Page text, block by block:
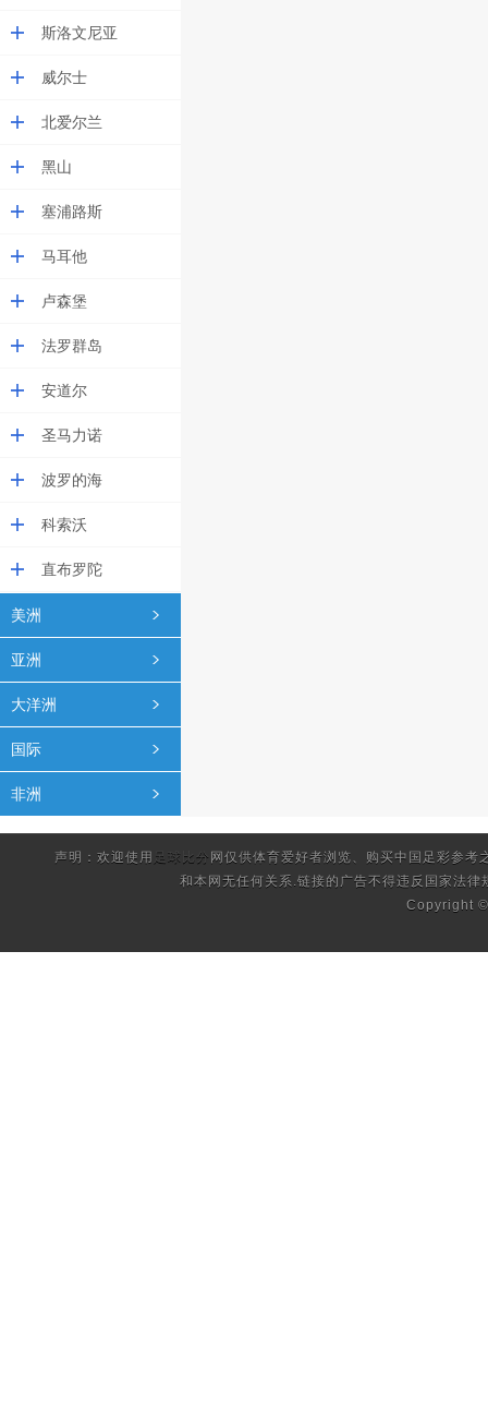
斯洛文尼亚
威尔士
北爱尔兰
黑山
塞浦路斯
马耳他
卢森堡
法罗群岛
安道尔
圣马力诺
波罗的海
科索沃
直布罗陀
美洲
亚洲
大洋洲
国际
非洲
声明：欢迎使用 足球比分 网仅供体育爱好者浏览、购买中国足彩参
和本网无任何关系.链接的广告不得违反国家法律
Copyright